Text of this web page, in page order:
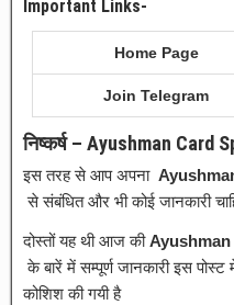
Important Links-
Home Page
Join Telegram
निष्कर्ष – Ayushman Card
इस तरह से आप अपना
से संबंधित और भी कोई जानकारी
दोस्तों यह थी आज की
के बारें में सम्पूर्ण जानकारी इस
कोशिश की गयी है